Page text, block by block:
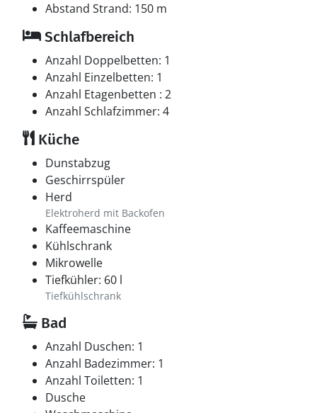
Abstand Strand: 150 m
Schlafbereich
Anzahl Doppelbetten: 1
Anzahl Einzelbetten: 1
Anzahl Etagenbetten : 2
Anzahl Schlafzimmer: 4
Küche
Dunstabzug
Geschirrspüler
Herd
Elektroherd mit Backofen
Kaffeemaschine
Kühlschrank
Mikrowelle
Tiefkühler: 60 l
Tiefkühlschrank
Bad
Anzahl Duschen: 1
Anzahl Badezimmer: 1
Anzahl Toiletten: 1
Dusche